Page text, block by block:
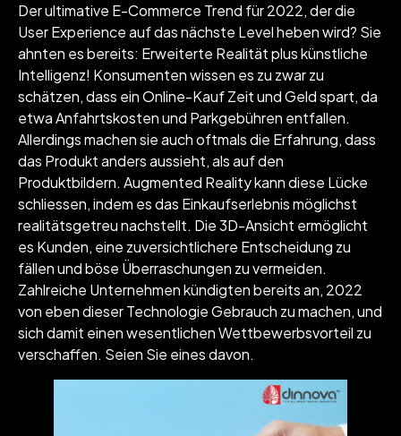
Der ultimative E-Commerce Trend für 2022, der die
User Experience auf das nächste Level heben wird? Sie
ahnten es bereits: Erweiterte Realität plus künstliche
Intelligenz! Konsumenten wissen es zu zwar zu
schätzen, dass ein Online-Kauf Zeit und Geld spart, da
etwa Anfahrtskosten und Parkgebühren entfallen.
Allerdings machen sie auch oftmals die Erfahrung, dass
das Produkt anders aussieht, als auf den
Produktbildern. Augmented Reality kann diese Lücke
schliessen, indem es das Einkaufserlebnis möglichst
realitätsgetreu nachstellt. Die 3D-Ansicht ermöglicht
es Kunden, eine zuversichtlichere Entscheidung zu
fällen und böse Überraschungen zu vermeiden.
Zahlreiche Unternehmen kündigten bereits an, 2022
von eben dieser Technologie Gebrauch zu machen, und
sich damit einen wesentlichen Wettbewerbsvorteil zu
verschaffen. Seien Sie eines davon.